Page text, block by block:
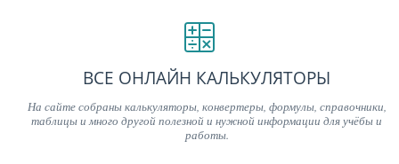
ВСЕ ОНЛАЙН КАЛЬКУЛЯТОРЫ
На сайте собраны калькуляторы, конвертеры, формулы, справочники,
таблицы и много другой полезной и нужной информации для учёбы и
работы.